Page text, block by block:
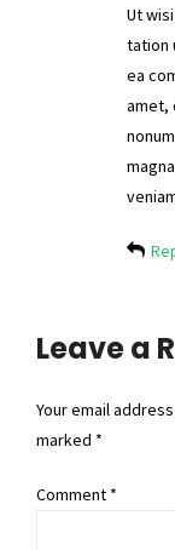
Ut
tation
ea
amet,
Leave a
Your email
marked *
Comment *